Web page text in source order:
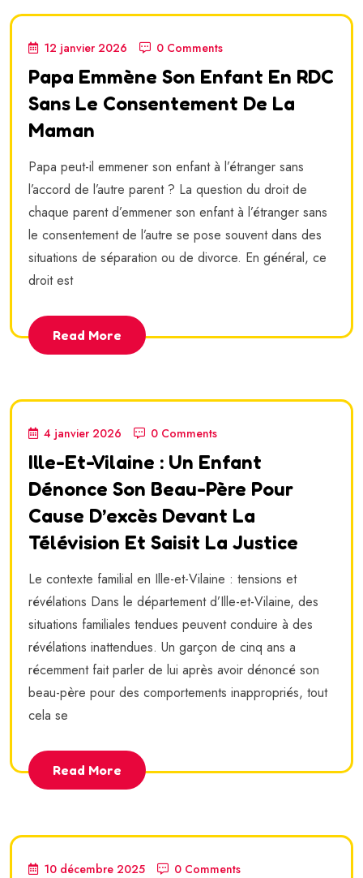
12 janvier 2026 0 Comments
Papa Emmène Son Enfant En RDC
Sans Le Consentement De La
Maman
Papa peut-il emmener son enfant à l’étranger sans
l’accord de l’autre parent ? La question du droit de
chaque parent d’emmener son enfant à l’étranger sans
le consentement de l’autre se pose souvent dans des
situations de séparation ou de divorce. En général, ce
droit est
Read More
4 janvier 2026 0 Comments
Ille-Et-Vilaine : Un Enfant
Dénonce Son Beau-Père Pour
Cause D’excès Devant La
Télévision Et Saisit La Justice
Le contexte familial en Ille-et-Vilaine : tensions et
révélations Dans le département d’Ille-et-Vilaine, des
situations familiales tendues peuvent conduire à des
révélations inattendues. Un garçon de cinq ans a
récemment fait parler de lui après avoir dénoncé son
beau-père pour des comportements inappropriés, tout
cela se
Read More
10 décembre 2025 0 Comments